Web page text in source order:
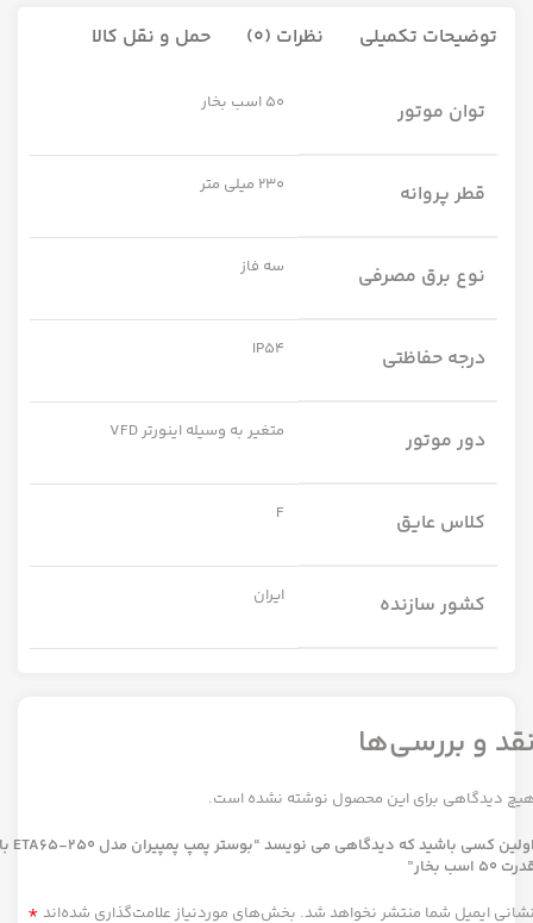
توضیحات تکمیلی نظرات (0) حمل و نقل کالا
توان موتور 50 اسب بخار
قطر پروانه 230 میلی متر
نوع برق مصرفی سه فاز
درجه حفاظتی IP54
دور موتور متغیر به وسیله اینورتر VFD
کلاس عایق F
کشور سازنده ایران
و بررسی‌ها
دیدگاهی برای این محصول نوشته نشده است.
اولین کسی باشید که دیدگاهی می نویسد “بوستر پمپ پمپیران مدل 250-ETA65 با
50 اسب بخار”
ایمیل شما منتشر نخواهد شد. بخش‌های موردنیاز علامت‌گذاری شده‌اند *